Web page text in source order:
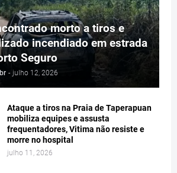
morto a tiros e
incendiado em estrada
Seguro
- julho 12, 2026
Ataque a tiros na Praia de Taperapuan
mobiliza equipes e assusta
frequentadores, Vitima não resiste e
morre no hospital
julho 11, 2026